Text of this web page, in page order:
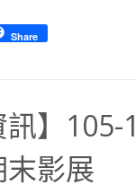
對，
請
享
用！”
Share
訊】
影展